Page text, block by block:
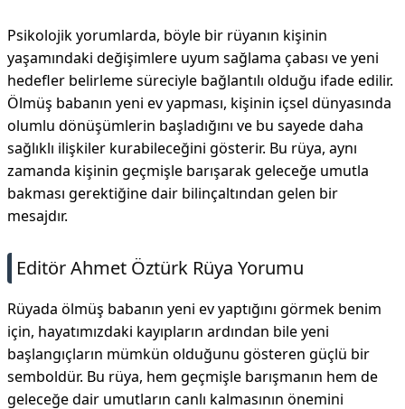
Psikolojik yorumlarda, böyle bir rüyanın kişinin
yaşamındaki değişimlere uyum sağlama çabası ve yeni
hedefler belirleme süreciyle bağlantılı olduğu ifade edilir.
Ölmüş babanın yeni ev yapması, kişinin içsel dünyasında
olumlu dönüşümlerin başladığını ve bu sayede daha
sağlıklı ilişkiler kurabileceğini gösterir. Bu rüya, aynı
zamanda kişinin geçmişle barışarak geleceğe umutla
bakması gerektiğine dair bilinçaltından gelen bir
mesajdır.
Editör Ahmet Öztürk Rüya Yorumu
Rüyada ölmüş babanın yeni ev yaptığını görmek benim
için, hayatımızdaki kayıpların ardından bile yeni
başlangıçların mümkün olduğunu gösteren güçlü bir
semboldür. Bu rüya, hem geçmişle barışmanın hem de
geleceğe dair umutların canlı kalmasının önemini